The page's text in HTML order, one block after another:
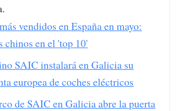
vendidos en España en mayo:
chinos en el 'top 10'
SAIC instalará en Galicia su
europea de coches eléctricos
de SAIC en Galicia abre la puerta